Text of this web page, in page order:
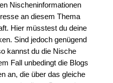
Nischeninformationen
an diesem Thema
Hier müsstest du deine
Sind jedoch genügend
kannst du die Nische
Fall unbedingt die Blogs
an, die über das gleiche